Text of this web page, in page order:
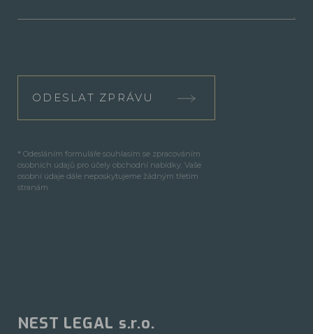
ODESLAT ZPRÁVU
* Odesláním formuláře souhlasím se zpracováním
osobních údajů pro účely obchodní nabídky. Vaše
osobní údaje dále neposkytujeme žádným třetím
stranám.
NEST LEGAL s.r.o.